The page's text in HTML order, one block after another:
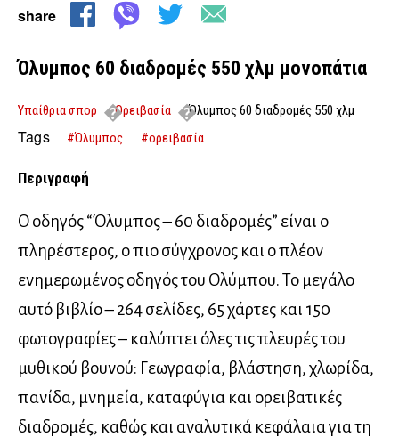
share
Όλυμπος 60 διαδρομές 550 χλμ μονοπάτια
Υπαίθρια σπορ Ορειβασία
Όλυμπος 60 διαδρομές 550 χλμ
μονοπάτια
Tags #Όλυμπος #ορειβασία
Περιγραφή
Ο οδηγός “Όλυμπος – 60 διαδρομές” είναι ο
πληρέστερος, ο πιο σύγχρονος και ο πλέον
ενημερωμένος οδηγός του Ολύμπου. Το μεγάλο
αυτό βιβλίο – 264 σελίδες, 65 χάρτες και 150
φωτογραφίες – καλύπτει όλες τις πλευρές του
μυθικού βουνού: Γεωγραφία, βλάστηση, χλωρίδα,
πανίδα, μνημεία, καταφύγια και ορειβατικές
διαδρομές, καθώς και αναλυτικά κεφάλαια για τη